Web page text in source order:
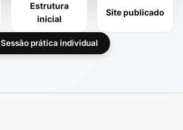
Estrutura
inicial
Site publicado
Sessão prática individual